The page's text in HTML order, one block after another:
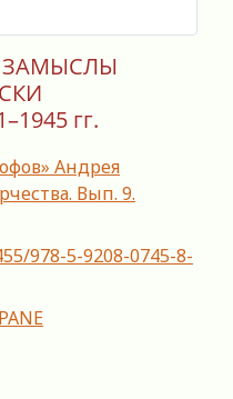
ЗАМЫСЛЫ
гг.
Андрея
Вып. 9.
978-5-9208-0745-8-